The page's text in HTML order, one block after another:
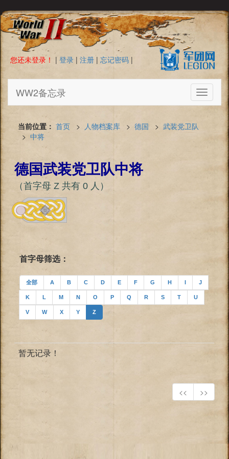
您还未登录！ | 登录 | 注册 | 忘记密码 |
Toggle
WW2备忘录
当前位置： 首页 > 人物档案库 > 德国 > 武装党卫队
> 中将
德国武装党卫队中将
（首字母 Z 共有 0 人）
首字母筛选：
全部 A B C D E F G H I J
K L M N O P Q R S T U
V W X Y Z
暂无记录！
<< >>